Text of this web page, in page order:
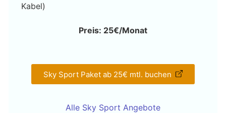
Kabel)
Preis: 25€/Monat
Sky Sport Paket ab 25€ mtl. buchen
Alle Sky Sport Angebote